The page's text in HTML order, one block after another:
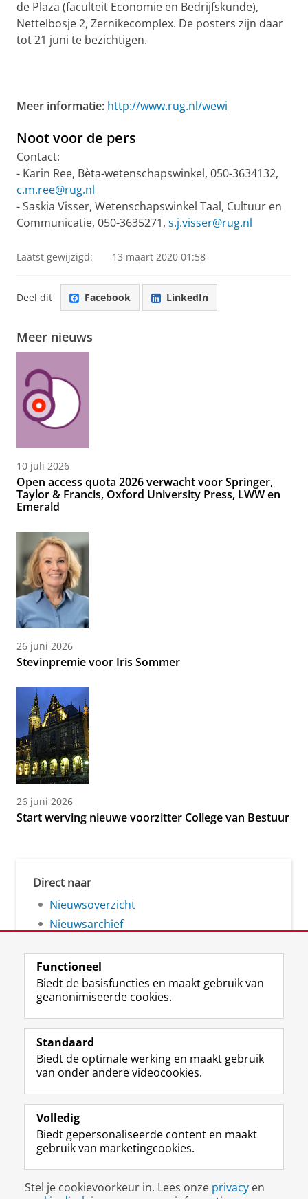
de Plaza (faculteit Economie en Bedrijfskunde),
Nettelbosje 2, Zernikecomplex. De posters zijn daar
tot 21 juni te bezichtigen.
Meer informatie: http://www.rug.nl/wewi
Noot voor de pers
Contact:
- Karin Ree, Bèta-wetenschapswinkel, 050-3634132,
c.m.ree@rug.nl
- Saskia Visser, Wetenschapswinkel Taal, Cultuur en
Communicatie, 050-3635271, s.j.visser@rug.nl
Laatst gewijzigd: 13 maart 2020 01:58
Deel dit Facebook LinkedIn
Meer nieuws
10 juli 2026
Open access quota 2026 verwacht voor Springer,
Taylor & Francis, Oxford University Press, LWW en
Emerald
26 juni 2026
Stevinpremie voor Iris Sommer
26 juni 2026
Start werving nieuwe voorzitter College van Bestuur
Direct naar
Nieuwsoverzicht
Nieuwsarchief
Volg de RUG
F
a
e
b
o
p
a
i
n
L
i
k
e
I
-
p
g
i
R
S
-
f
e
R
k
s
I
n
t
r
m
c
c
Y
o
T
e
k
a
a
Studiekiezers
Alumni
Over ons
Disclaimer & Copyright
Inloggen
Functioneel
Biedt de basisfuncties en maakt gebruik van
geanonimiseerde cookies.
Standaard
Biedt de optimale werking en maakt gebruik
van onder andere videocookies.
Volledig
Biedt gepersonaliseerde content en maakt
gebruik van marketingcookies.
Stel je cookievoorkeur in. Lees onze privacy en